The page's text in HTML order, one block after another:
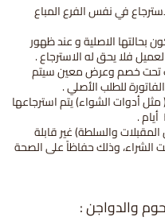
في نفس الفرع المباع
بحالتها الاصلية و عند ظهور
فلا يحق له الاسترجاع .
تحت خصم وعرض معين سيتم
للطلب الأصلي .
مثل أدوات الشواء) يتم استرجاعها
أيام .
المقبلات والسلطة) غير قابلة
الشراء، وذلك حفاظاً على الصحة
والدواجن :